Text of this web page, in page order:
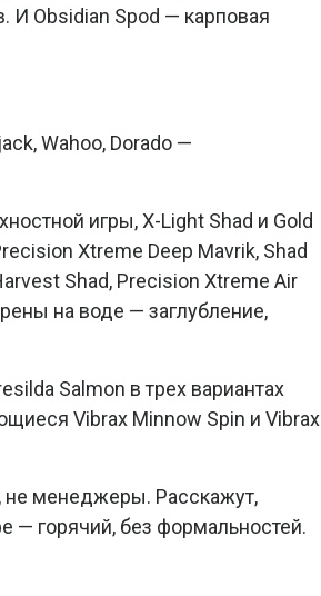
И Obsidian Spod — карповая
Wahoo, Dorado —
игры, X-Light Shad и Gold
Xtreme Deep Mavrik, Shad
Shad, Precision Xtreme Air
на воде — заглубление,
Salmon в трех вариантах
Vibrax Minnow Spin и Vibrax
не менеджеры. Расскажут,
— горячий, без формальностей.